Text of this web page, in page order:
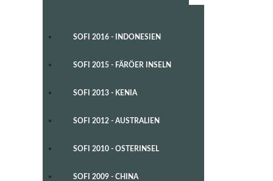
SOFI 2016 - INDONESIEN
SOFI 2015 - FÄRÖER INSELN
SOFI 2013 - KENIA
SOFI 2012 - AUSTRALIEN
SOFI 2010 - OSTERINSEL
SOFI 2009 - CHINA